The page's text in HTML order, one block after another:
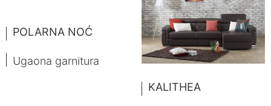
POLARNA NOĆ
Ugaona garnitura
KALITHEA